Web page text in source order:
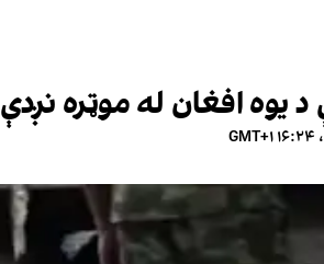
موټره نږدې ۶۰۰ کیلوګرامه نشه يي توکي موندل شوي